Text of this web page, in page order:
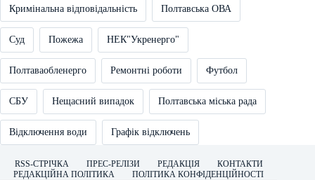
Кримінальна відповідальність Полтавська ОВА
Суд Пожежа НЕК"Укренерго"
Полтаваобленерго Ремонтні роботи Футбол
СБУ Нещасний випадок Полтавська міська рада
Відключення води Графік відключень
RSS-СТРІЧКА ПРЕС-РЕЛІЗИ РЕДАКЦІЯ
КОНТАКТИ
РЕДАКЦІЙНА ПОЛІТИКА
ПОЛІТИКА КОНФІДЕНЦІЙНОСТІ